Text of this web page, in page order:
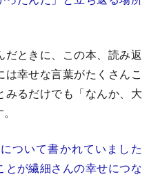
ときに、この本、読み返
幸せな言葉がたくさんこ
るだけでも「なんか、大
ついて書かれていました
が繊細さんの幸せにつな